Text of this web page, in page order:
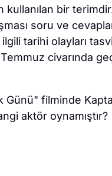
kullanılan bir terimdir.
soru ve
ilgili tarihi olayları
civarında
Günü" filminde
aktör oynamıştır?